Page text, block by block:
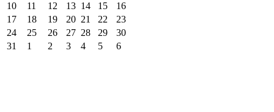
10
11 12 13 14 15
16
17
18 19 20 21 22
23
24
25 26 27 28 29
30
31
1 2 3 4 5 6